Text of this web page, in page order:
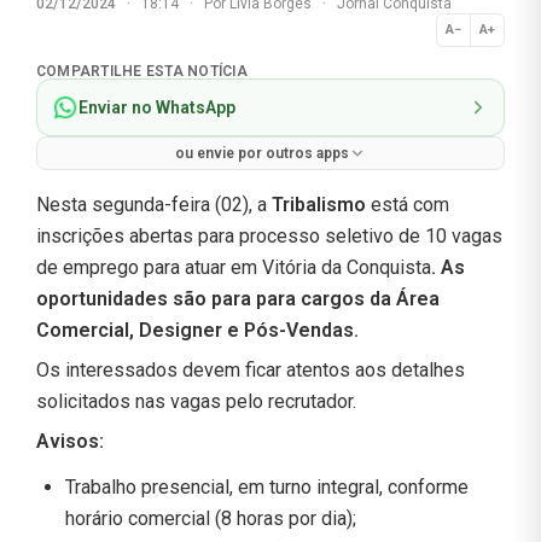
02/12/2024 · 18:14 · Por Lívia Borges · Jornal Conquista
A− A+
Normal
COMPARTILHE ESTA NOTÍCIA
Enviar no WhatsApp
ou envie por outros apps
Nesta segunda-feira (02), a Tribalismo está com
inscrições abertas para processo seletivo de 10 vagas
de emprego para atuar em Vitória da Conquista. As
oportunidades são para para cargos da Área
Comercial, Designer e Pós-Vendas.
Os interessados devem ficar atentos aos detalhes
solicitados nas vagas pelo recrutador.
Avisos:
Trabalho presencial, em turno integral, conforme
horário comercial (8 horas por dia);